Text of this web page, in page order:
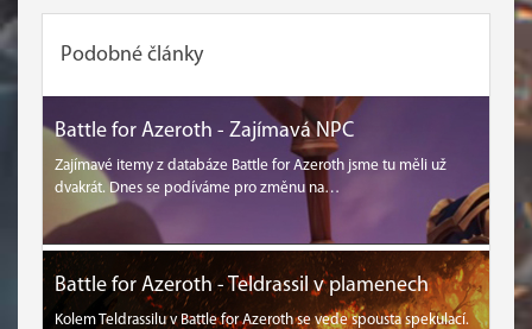
Podobné články
Battle for Azeroth - Zajímavá NPC
Zajímavé itemy z databáze Battle for Azeroth jsme tu měli už
dvakrát. Dnes se podíváme pro změnu na…
Battle for Azeroth - Teldrassil v plamenech
Kolem Teldrassilu v Battle for Azeroth se vede spousta spekulací.